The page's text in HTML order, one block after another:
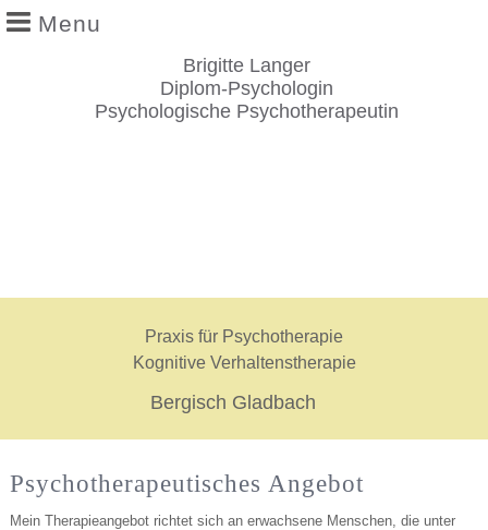
Brigitte Langer
Diplom-Psychologin
Psychologische Psychotherapeutin
Menu
Praxis für Psychotherapie
Kognitive Verhaltenstherapie
Bergisch Gladbach
Psychotherapeutisches Angebot
Mein Therapieangebot richtet sich an erwachsene Menschen, die unter